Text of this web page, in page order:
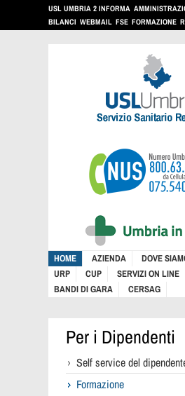
USL UMBRIA 2 INFORMA
BILANCI WEBMAIL FSE FORMAZIONE
HOME AZIENDA DOVE
URP
CUP SERVIZI ON LINE
BANDI DI GARA
CERSAG
Per i Dipendenti
Self service del
Formazione